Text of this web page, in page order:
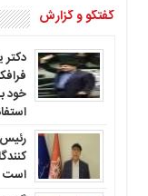
گفتگو و گزارش
دکتر
خود
است